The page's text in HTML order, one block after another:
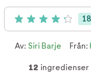
Betyg: 4.2 av 5 (18 18
Av: Siri Barje Från:
12 ingredienser